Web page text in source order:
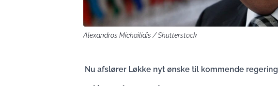
Alexandros Michailidis / Shutterstock
Nu afslører Løkke nyt ønske til kommende regering